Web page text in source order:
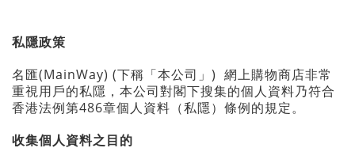
私隱政策
名匯(MainWay) (下稱「本公司」) 網上購物商店非常
重視用戶的私隱，本公司對閣下搜集的個人資料乃符合
香港法例第486章個人資料（私隱）條例的規定。
收集個人資料之目的